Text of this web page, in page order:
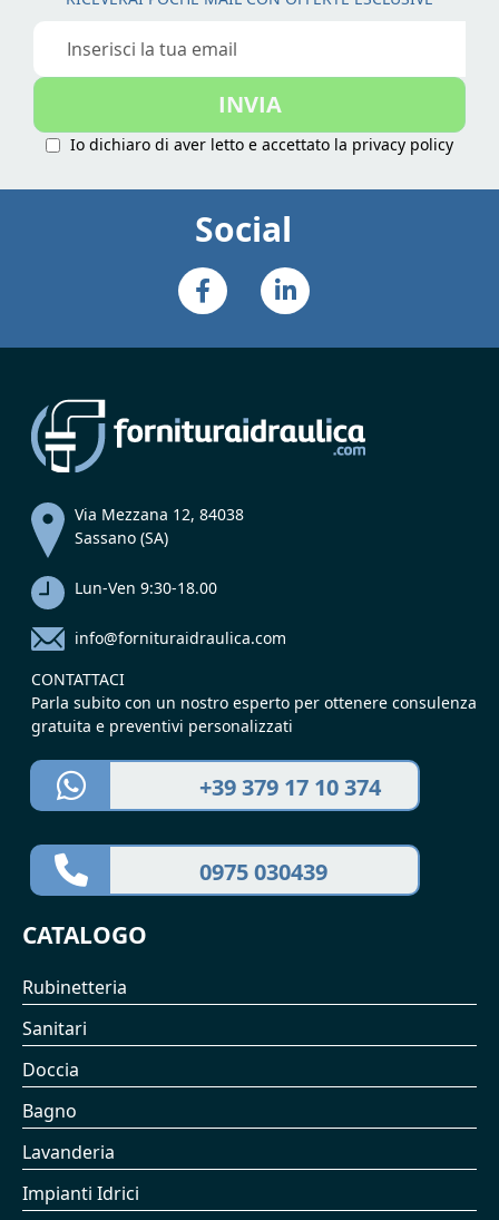
Iscriviti
nostra
INVIA
Io dichiaro di aver letto e accettato la privacy policy
Social
Via Mezzana 12, 84038
Sassano (SA)
Lun-Ven 9:30-18.00
info@fornituraidraulica.com
CONTATTACI
Parla subito con un nostro esperto per ottenere consulenza
gratuita e preventivi personalizzati
+39 379 17 10 374
0975 030439
CATALOGO
Rubinetteria
Sanitari
Doccia
Bagno
Lavanderia
Impianti Idrici